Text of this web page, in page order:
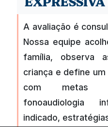
A avaliação é
Nossa equipe
família, observa
criança e define
com metas
fonoaudiologia
indicado,